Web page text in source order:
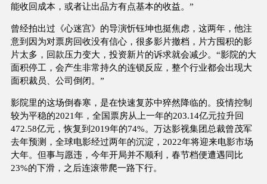
能收回成本，或者让出品方有点基本的收益。”
曾经拍出过《心迷宫》的导演忻钰坤也挺焦虑，这两年，他注
意到因为对票房回收没有信心，很多影片撤档，片方囤积的影
片太多，回款压力变大，投资新片的诉求就会减少。“影院的大
面积停工，会产生非常持久的连锁反应，整个行业都会出现大
面积裁员、公司倒闭。”
影院里的这场倒春寒，是在快速复苏中猝然降临的。疫情控制
较为平稳的2021年，全国票房从上一年的203.14亿元拉升回
472.58亿元，恢复到2019年的74%。万达影视集团总裁曾茂军
去年预测，全球电影经过两年的沉淀，2022年将迎来电影市场
大年。但事与愿违，今年开局并不顺利，春节档便遭遇同比
23%的下滑，之后连滚带爬一路下行。